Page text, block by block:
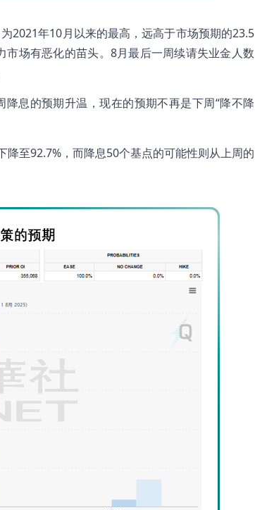
2021年10月以来的最高，远高于市场预期的23.5
场有恶化的苗头。8月最后一周续请失业金人数
息的预期升温，现在的预期不再是下周“降不降
至92.7%，而降息50个基点的可能性则从上周的